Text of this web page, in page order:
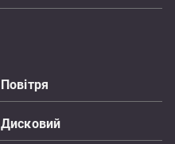
Повітря
Дисковий